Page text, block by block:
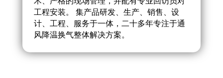
工程安装。 集产品研发、生产、销售、设
计、工程、服务于一体，二十多年专注于通
风降温换气整体解决方案。